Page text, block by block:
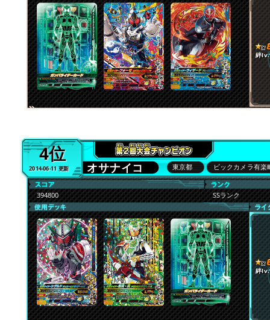
絆
4位
2014-06-11 更新 オサナイコ 東京都 ビックカメラ有楽
394800 SSランク
絆